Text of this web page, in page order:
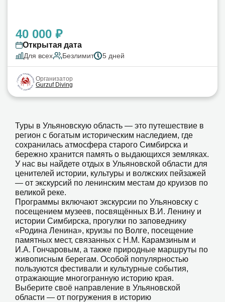
40 000 ₽
Открытая дата
Для всех Безлимит 5 дней
Организатор
Gurzuf Diving
Туры в Ульяновскую область — это путешествие в
регион с богатым историческим наследием, где
сохранилась атмосфера старого Симбирска и
бережно хранится память о выдающихся земляках.
У нас вы найдете отдых в Ульяновской области для
ценителей истории, культуры и волжских пейзажей
— от экскурсий по ленинским местам до круизов по
великой реке.
Программы включают экскурсии по Ульяновску с
посещением музеев, посвящённых В.И. Ленину и
истории Симбирска, прогулки по заповеднику
«Родина Ленина», круизы по Волге, посещение
памятных мест, связанных с Н.М. Карамзиным и
И.А. Гончаровым, а также природные маршруты по
живописным берегам. Особой популярностью
пользуются фестивали и культурные события,
отражающие многогранную историю края.
Выберите своё направление в Ульяновской
области — от погружения в историю